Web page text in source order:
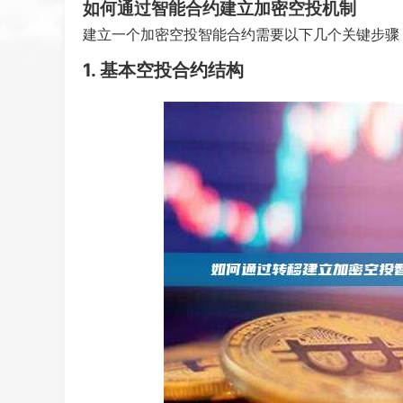
如何通过智能合约建立加密空投机制
建立一个加密空投智能合约需要以下几个关键步骤
1. 基本空投合约结构